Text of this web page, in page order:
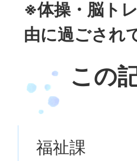
※体操・脳ト
由に過ごされ
この
福祉課